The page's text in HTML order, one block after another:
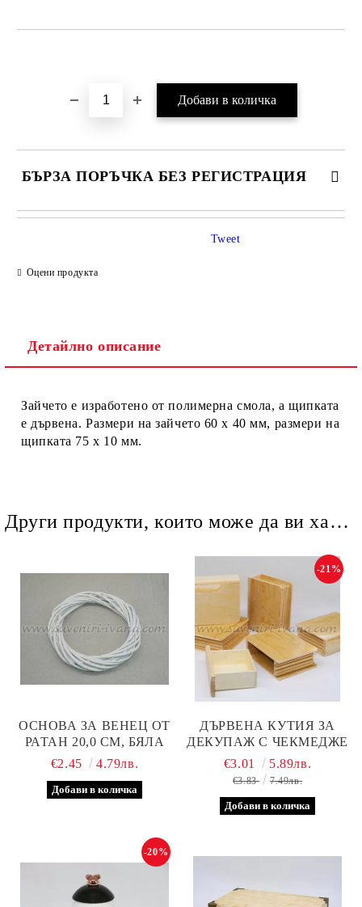
БЪРЗА ПОРЪЧКА БЕЗ РЕГИСТРАЦИЯ
Оцени продукта
Tweet
Детайлно описание
Зайчето е изработено от полимерна смола, а щипката
е дървена. Размери на зайчето 60 х 40 мм, размери на
щипката 75 х 10 мм.
Други продукти, които може да ви харесат
ОСНОВА ЗА ВЕНЕЦ ОТ
РАТАН 20,0 СМ, БЯЛА
€2.45
4.79лв.
ДЪРВЕНА КУТИЯ ЗА
ДЕКУПАЖ С ЧЕКМЕДЖЕ
-21%
€3.01 5.89лв.
€3.83 7.49лв.
-20%